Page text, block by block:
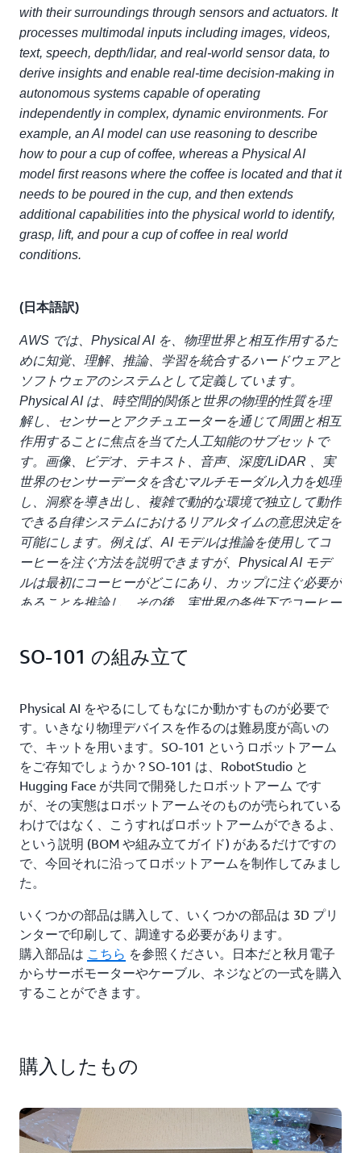
with their surroundings through sensors and actuators. It
processes multimodal inputs including images, videos,
text, speech, depth/lidar, and real-world sensor data, to
derive insights and enable real-time decision-making in
autonomous systems capable of operating
independently in complex, dynamic environments. For
example, an AI model can use reasoning to describe
how to pour a cup of coffee, whereas a Physical AI
model first reasons where the coffee is located and that it
needs to be poured in the cup, and then extends
additional capabilities into the physical world to identify,
grasp, lift, and pour a cup of coffee in real world
conditions.
(日本語訳)
AWS では、Physical AI を、物理世界と相互作用するた
めに知覚、理解、推論、学習を統合するハードウェアと
ソフトウェアのシステムとして定義しています。
Physical AI は、時空間的関係と世界の物理的性質を理
解し、センサーとアクチュエーターを通じて周囲と相互
作用することに焦点を当てた人工知能のサブセットで
す。画像、ビデオ、テキスト、音声、深度/LiDAR 、実
世界のセンサーデータを含むマルチモーダル入力を処理
し、洞察を導き出し、複雑で動的な環境で独立して動作
できる自律システムにおけるリアルタイムの意思決定を
可能にします。例えば、AI モデルは推論を使用してコ
ーヒーを注ぐ方法を説明できますが、Physical AI モデ
ルは最初にコーヒーがどこにあり、カップに注ぐ必要が
あることを推論し、その後、実世界の条件下でコーヒー
と解釈することができます。もちろん LLM もコンピュ
ーターのメモリの各 bit の ON/OFF 等はできるので、そ
ういう意味だと物理的になにかを動かしている、とも言
えなくはなさそうですがそうではなく、現在の状況から
何をすべきかを理解し、物理的な行動を起こすことが
Physical AI と言えそうです。最近 Physical AI という言
葉を聞かない日はありません。
世界的ですもんね。乗るしかない。このビッグウェーブ
に。
というわけで Physical AI の波にどう乗ればいいかわか
らない方のために、まず私が乗ってみましたというメモ
書きです。
SO-101 の組み立て
Physical AI をやるにしてもなにか動かすものが必要で
す。いきなり物理デバイスを作るのは難易度が高いの
で、キットを用います。SO-101 というロボットアーム
をご存知でしょうか？SO-101 は、RobotStudio と
Hugging Face が共同で開発したロボットアーム です
が、その実態はロボットアームそのものが売られている
わけではなく、こうすればロボットアームができるよ、
という説明 (BOM や組み立てガイド) があるだけですの
で、今回それに沿ってロボットアームを制作してみまし
た。
いくつかの部品は購入して、いくつかの部品は 3D プリ
ンターで印刷して、調達する必要があります。
購入部品は こちら を参照ください。日本だと秋月電子
からサーボモーターやケーブル、ネジなどの一式を購入
することができます。
購入したもの